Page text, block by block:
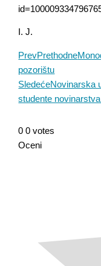
I. J.
PrevPrethodne
pozorištu
SledećeNovinarska
studente
0 0 votes
Oceni